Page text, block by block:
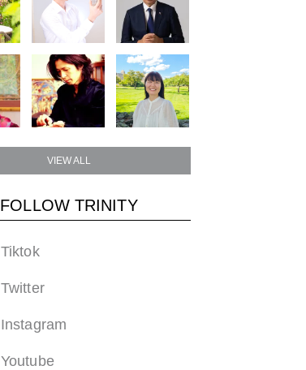
VIEW ALL
FOLLOW TRINITY
Tiktok
Twitter
Instagram
Youtube